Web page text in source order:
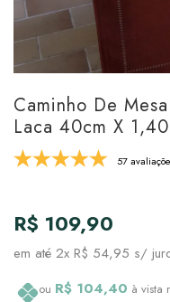
em Marcas
em Tapetes
de Colchão & Travesseiro
& Sobre-Lençol Avulso
& Manta para Cama
Edredom & Duvet
Prato & Copa
de Cozinha
em Mesa & Cozinha
em Banho
Caminho De
Laca 40cm X
57
R$ 109,90
em até 2x R$ 54,95 s/
ou R$ 104,40 à vista